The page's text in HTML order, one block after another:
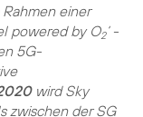
einer
powered by O2‘ -
5G-
wird Sky
zwischen der SG